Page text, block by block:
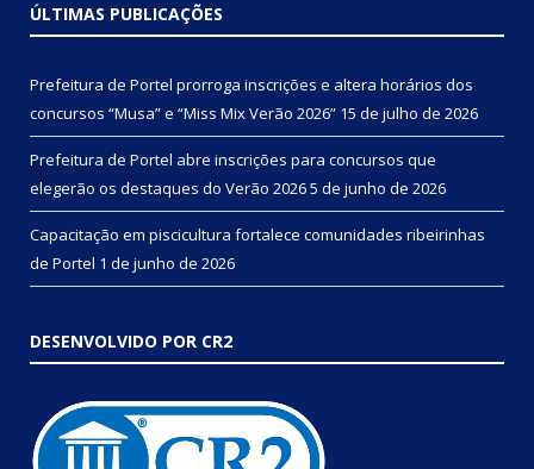
ÚLTIMAS PUBLICAÇÕES
Prefeitura de Portel prorroga inscrições e altera horários dos
concursos “Musa” e “Miss Mix Verão 2026” 15 de julho de 2026
Prefeitura de Portel abre inscrições para concursos que
elegerão os destaques do Verão 20265 de junho de 2026
Capacitação em piscicultura fortalece comunidades ribeirinhas
de Portel 1 de junho de 2026
DESENVOLVIDO POR CR2